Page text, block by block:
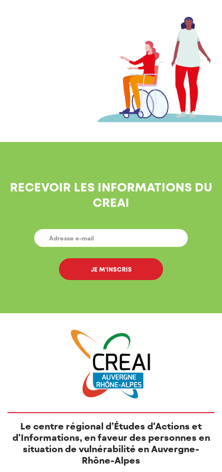
RECEVOIR LES INFORMATIONS DU
CREAI
E-
MAIL *
Le centre régional d’Études d'Actions et
d'Informations, en faveur des personnes en
situation de vulnérabilité en Auvergne-
Rhône-Alpes